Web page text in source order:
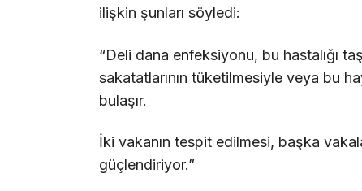
ilişkin şunları söyledi:
“Deli dana enfeksiyonu, bu hastalığı
sakatatlarının tüketilmesiyle veya bu
bulaşır.
İki vakanın tespit edilmesi, başka
güçlendiriyor.”